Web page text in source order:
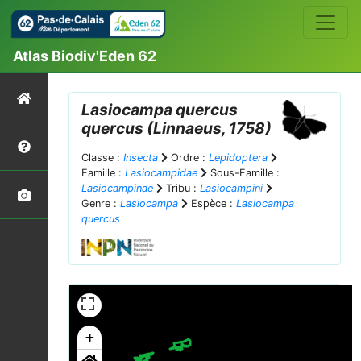
Atlas Biodiv'Eden 62
Lasiocampa quercus
quercus (Linnaeus, 1758)
Classe : Insecta Ordre : Lepidoptera
Famille : Lasiocampidae
Sous-Famille :
Lasiocampinae
Tribu : Lasiocampini
Genre : Lasiocampa Espèce : Lasiocampa
quercus
+